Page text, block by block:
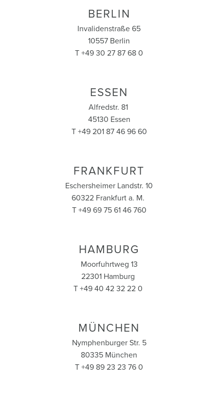
BERLIN
Invalidenstraße 65
10557 Berlin
T +49 30 27 87 68 0
ESSEN
Alfredstr. 81
45130 Essen
T +49 201 87 46 96 60
FRANKFURT
Eschersheimer Landstr. 10
60322 Frankfurt a. M.
T +49 69 75 61 46 760
HAMBURG
Moorfuhrtweg 13
22301 Hamburg
T +49 40 42 32 22 0
MÜNCHEN
Nymphenburger Str. 5
80335 München
T +49 89 23 23 76 0